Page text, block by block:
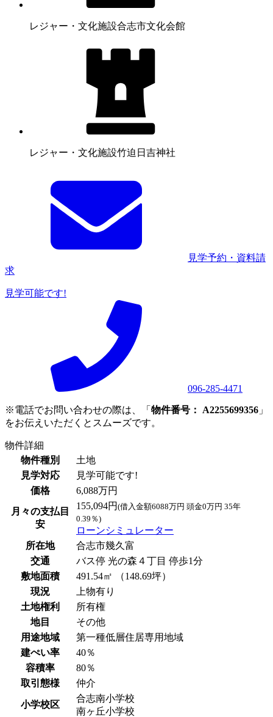
レジャー・文化施設合志市文化会館
レジャー・文化施設竹迫日吉神社
見学予約・資料請
求
見学可能です!
096-285-4471
※電話でお問い合わせの際は、「 物件番号： A2255699356 」
をお伝えいただくとスムーズです。
物件詳細
物件種別
土地
見学対応
見学可能です!
価格
6,088万円
月々の支払目
安
155,094円 (借入金額6088万円 頭金0万円 35年
0.39％)
ローンシミュレーター
所在地
合志市幾久富
交通
バス停 光の森４丁目 停歩1分
敷地面積
491.54㎡ （148.69坪）
現況
上物有り
土地権利
所有権
地目
その他
用途地域
第一種低層住居専用地域
建ぺい率
40％
容積率
80％
取引態様
仲介
小学校区
合志南小学校
南ヶ丘小学校